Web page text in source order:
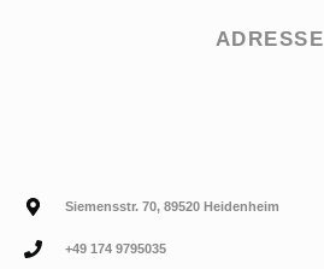
ADRESSE
Siemensstr. 70, 89520 Heidenheim
+49 174 9795035